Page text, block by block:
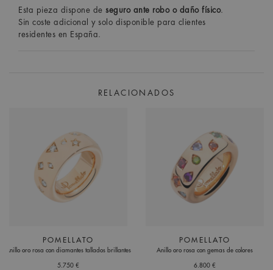
Esta pieza dispone de seguro ante robo o daño físico.
Sin coste adicional y solo disponible para clientes
residentes en España.
RELACIONADOS
POMELLATO
Anillo oro rosa con diamantes tallados brillantes
5.750 €
POMELLATO
Anillo oro rosa con gemas de colores
6.800 €